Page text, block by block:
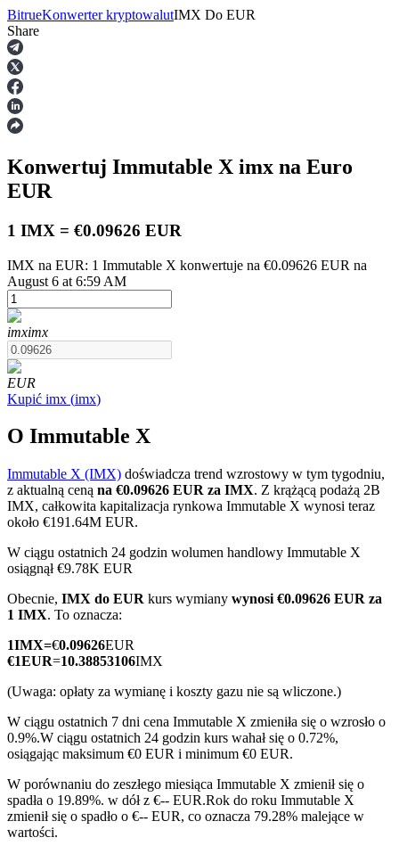
Kontrakty terminowe
Kontrakty terminowe na USDT
Kontrakty terminowe COIN-M
Kontrakty terminowe na kryptowaluty
TradFi
Instrumenty pochodne na akcje, forex, metale szlachetne i
towary
Kontrakty terminowe na USDC
Kontrakty futures wykorzystujące USDC jako zabezpieczenie
BitrueKonwerter kryptowalutIMX Do EUR
Share
Konwertuj Immutable X imx na Euro
EUR
1 IMX = €0.09626 EUR
IMX na EUR: 1 Immutable X konwertuje na €0.09626 EUR na
August 6 at 6:59 AM
imximx
EUR
Kupić imx (imx)
O Immutable X
Immutable X (IMX) doświadcza trend wzrostowy w tym tygodniu,
z aktualną ceną na €0.09626 EUR za IMX. Z krążącą podażą 2B
IMX, całkowita kapitalizacja rynkowa Immutable X wynosi teraz
około €191.64M EUR.
W ciągu ostatnich 24 godzin wolumen handlowy Immutable X
osiągnął €9.78K EUR
Obecnie, IMX do EUR kurs wymiany wynosi €0.09626 EUR za
1 IMX. To oznacza:
1IMX=€0.09626EUR
€1EUR=10.38853106IMX
(Uwaga: opłaty za wymianę i koszty gazu nie są wliczone.)
W ciągu ostatnich 7 dni cena Immutable X zmieniła się o wzrosło o
0.9%.W ciągu ostatnich 24 godzin kurs wahał się o 0.72%,
osiągając maksimum €0 EUR i minimum €0 EUR.
W porównaniu do zeszłego miesiąca Immutable X zmienił się o
spadła o 19.89%. w dół z €-- EUR.Rok do roku Immutable X
zmienił się o spadło o €-- EUR, co oznacza 79.28% malejące w
wartości.